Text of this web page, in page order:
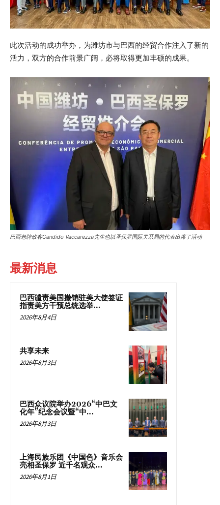
此次活动的成功举办，为潍坊市与巴西的经贸合作注入了新的
活力，双方的合作前景广阔，必将取得更加丰硕的成果。
巴西老牌政客Candido Vaccarezza先生也以圣保罗国际关系局的代表出席了活动
最新消息
巴西谴责美国撤销驻美大使签证
指责美方干预总统选举...
2026年8月4日
共享未来
2026年8月3日
巴西众议院举办2026“中巴文
化年”纪念会议暨“中...
2026年8月3日
上海民族乐团《中国色》音乐会
亮相圣保罗 近千名观众...
2026年8月1日